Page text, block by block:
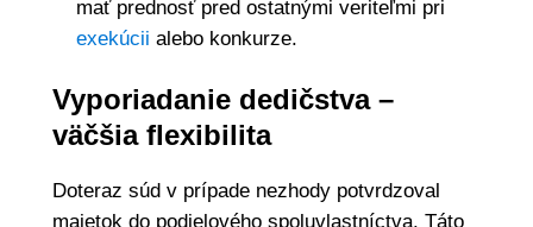
mať prednosť pred ostatnými veriteľmi pri
exekúcii alebo konkurze.
Vyporiadanie dedičstva –
väčšia flexibilita
Doteraz súd v prípade nezhody potvrdzoval
majetok do podielového spoluvlastníctva. Táto